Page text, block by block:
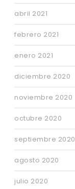
abril 2021
febrero 2021
enero 2021
diciembre 2020
noviembre 2020
octubre 2020
septiembre 2020
agosto 2020
julio 2020